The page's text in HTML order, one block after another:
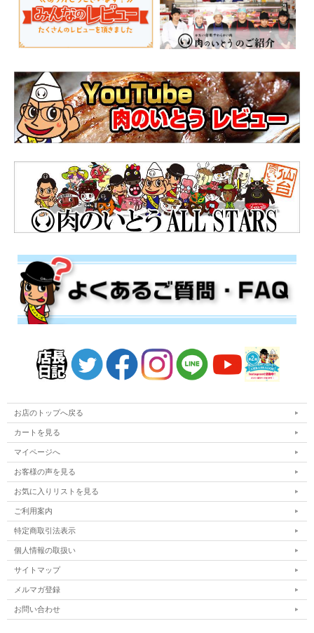
お店のトップへ戻る
カートを見る
マイページへ
お客様の声を見る
お気に入りリストを見る
ご利用案内
特定商取引法表示
個人情報の取扱い
サイトマップ
メルマガ登録
お問い合わせ